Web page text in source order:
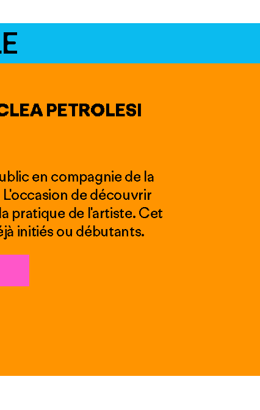
PETROLESI
en compagnie de la
de découvrir
pratique de l'artiste. Cet
initiés ou débutants.